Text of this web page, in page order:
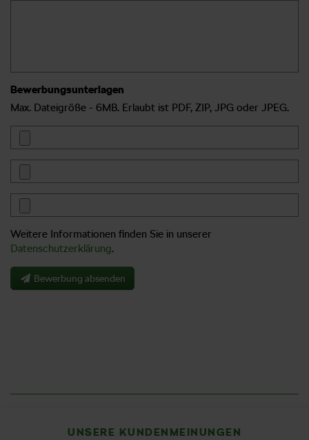
Bewerbungsunterlagen
Max. Dateigröße - 6MB. Erlaubt ist PDF, ZIP, JPG oder JPEG.
Weitere Informationen finden Sie in unserer
Datenschutzerklärung.
Bewerbung absenden
UNSERE KUNDENMEINUNGEN